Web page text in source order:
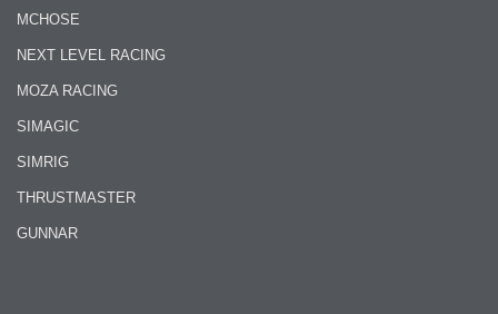
MCHOSE
NEXT LEVEL RACING
MOZA RACING
SIMAGIC
SIMRIG
THRUSTMASTER
GUNNAR